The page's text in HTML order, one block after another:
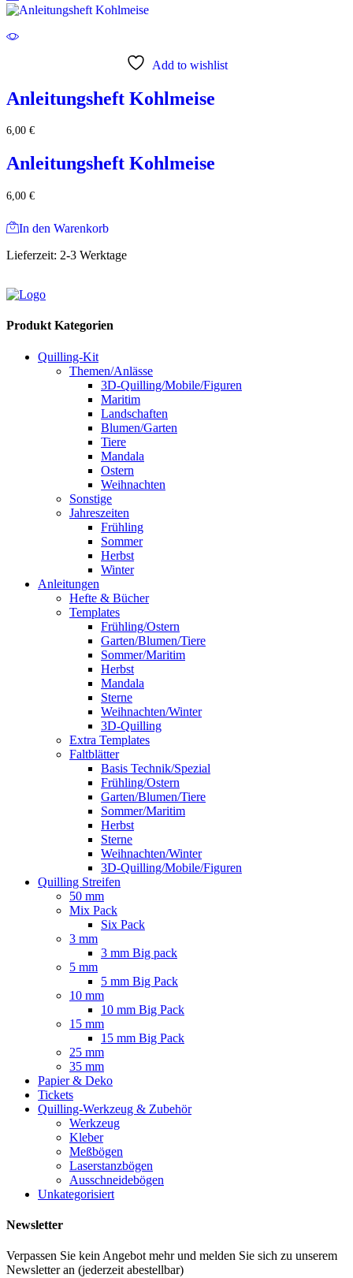
Add to wishlist
Anleitungsheft Kohlmeise
6,00 €
Anleitungsheft Kohlmeise
6,00 €
In den Warenkorb
Lieferzeit: 2-3 Werktage
Produkt Kategorien
Quilling-Kit
Themen/Anlässe
3D-Quilling/Mobile/Figuren
Maritim
Landschaften
Blumen/Garten
Tiere
Mandala
Ostern
Weihnachten
Sonstige
Jahreszeiten
Frühling
Sommer
Herbst
Winter
Anleitungen
Hefte & Bücher
Templates
Frühling/Ostern
Garten/Blumen/Tiere
Sommer/Maritim
Herbst
Mandala
Sterne
Weihnachten/Winter
3D-Quilling
Extra Templates
Faltblätter
Basis Technik/Spezial
Frühling/Ostern
Garten/Blumen/Tiere
Sommer/Maritim
Herbst
Sterne
Weihnachten/Winter
3D-Quilling/Mobile/Figuren
Quilling Streifen
50 mm
Mix Pack
Six Pack
3 mm
3 mm Big pack
5 mm
5 mm Big Pack
10 mm
10 mm Big Pack
15 mm
15 mm Big Pack
25 mm
35 mm
Papier & Deko
Tickets
Quilling-Werkzeug & Zubehör
Werkzeug
Kleber
Meßbögen
Laserstanzbögen
Ausschneidebögen
Unkategorisiert
Newsletter
Verpassen Sie kein Angebot mehr und melden Sie sich zu unserem
Newsletter an (jederzeit abestellbar)